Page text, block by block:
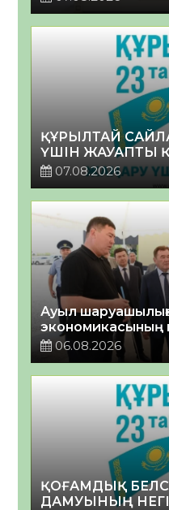
ҚҰРЫЛТАЙ
ҮШІН ЖАУАПТЫ
07.08.2026
Ауыл
экономикасының
06.08.2026
ҚОҒАМДЫҚ
ДАМУЫНЫҢ